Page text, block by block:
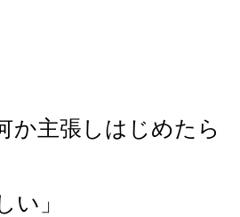
か主張しはじめたら
い」